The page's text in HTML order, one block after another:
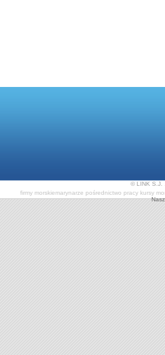
© LINK S.J.
firmy morskiemarynarze pośrednictwo pracy kursy